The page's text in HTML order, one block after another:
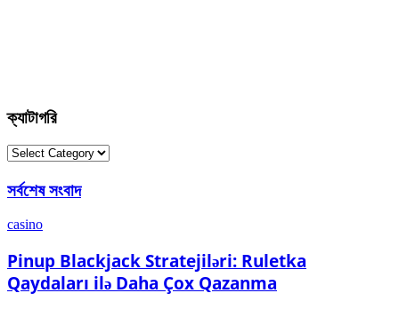
ক্যাটাগরি
ক্যাটাগরি
সর্বশেষ সংবাদ
casino
Pinup Blackjack Stratejiləri: Ruletka
Qaydaları ilə Daha Çox Qazanma